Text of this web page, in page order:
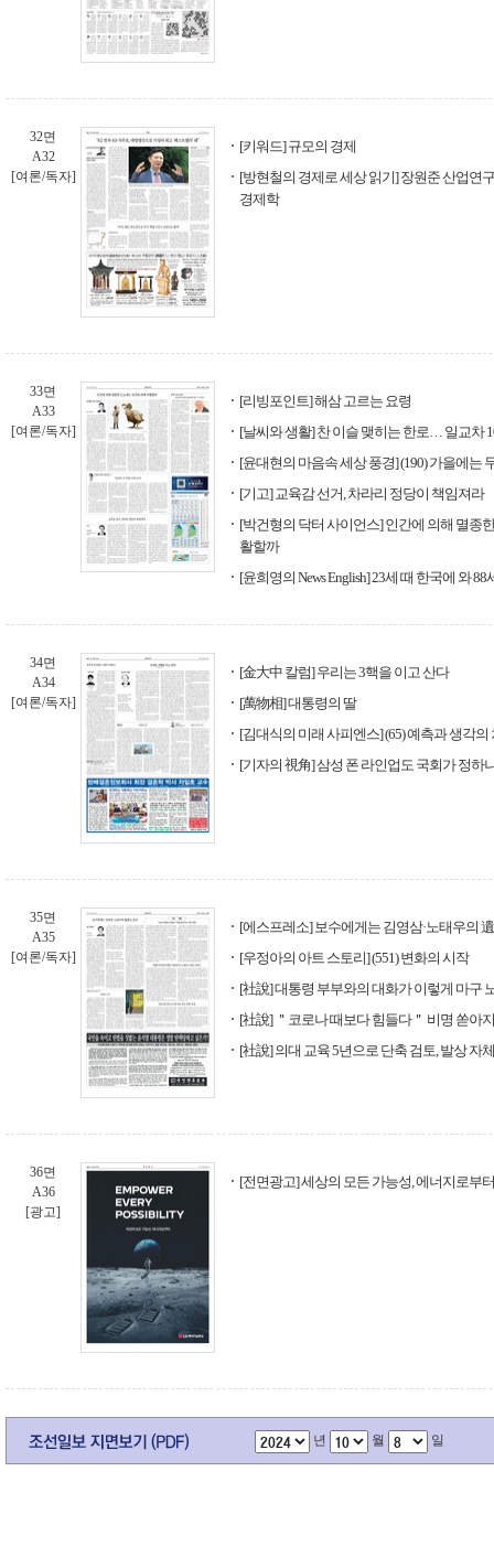
32면
A32
[여론/독자]
[키워드] 규모의 경제
[방현철의 경제로 세상 읽기] 장원준 산업연
경제학
33면
A33
[여론/독자]
[리빙포인트] 해삼 고르는 요령
[날씨와 생활] 찬 이슬 맺히는 한로… 일교차
[윤대현의 마음속 세상 풍경] (190) 가을에는
[기고] 교육감 선거, 차라리 정당이 책임져라
[박건형의 닥터 사이언스] 인간에 의해 멸종
활할까
[윤희영의 News English] 23세 때 한국에 와
34면
A34
[여론/독자]
[金大中 칼럼] 우리는 3핵을 이고 산다
[萬物相] 대통령의 딸
[김대식의 미래 사피엔스] (65) 예측과 생각의
[기자의 視角] 삼성 폰 라인업도 국회가 정하
35면
A35
[여론/독자]
[에스프레소] 보수에게는 김영삼·노태우의
[우정아의 아트 스토리] (551) 변화의 시작
[社說] 대통령 부부와의 대화가 이렇게 마구
[社說] ＂코로나 때보다 힘들다＂ 비명 쏟아
[社說] 의대 교육 5년으로 단축 검토, 발상 자
36면
A36
[광고]
[전면광고] 세상의 모든 가능성, 에너지로부
년 월 일